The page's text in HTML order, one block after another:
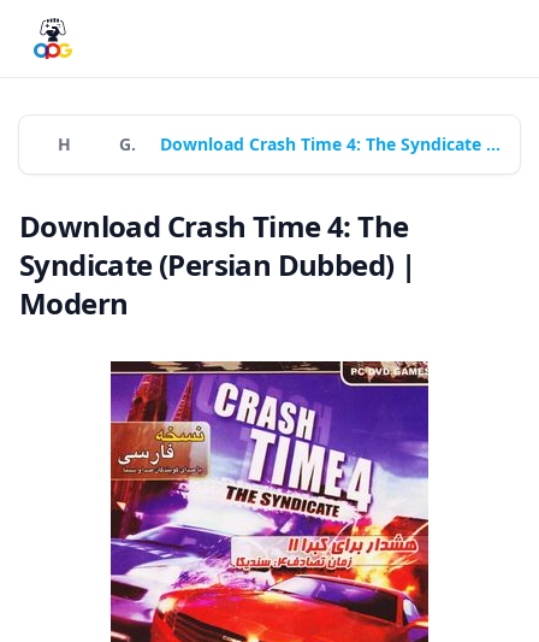
Games Download Crash Time 4: The Syndicate (Persian Dubbed) | Modern
Download Crash Time 4: The
Syndicate (Persian Dubbed) |
Modern